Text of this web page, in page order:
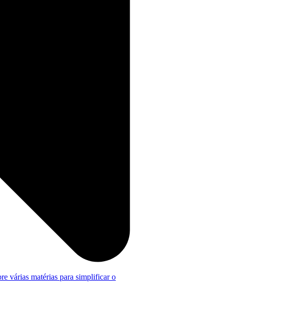
várias matérias para simplificar o